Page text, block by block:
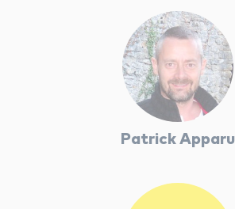
Patrick Apparu